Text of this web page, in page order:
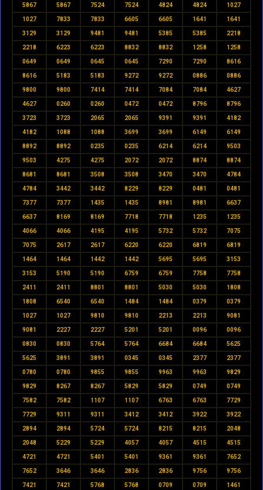
5867 5867 7524 7524 4824 4824 1027
1027 7833 7833 6605 6605 1641 1641
3129 3129 9481 9481 5385 5385 2218
2218 6223 6223 8832 8832 1258 1258
0649 0649 0645 0645 7290 7290 8616
8616 5183 5183 9272 9272 0886 0886
9800 9800 7414 7414 7084 7084 4627
4627 0260 0260 0472 0472 8796 8796
3723 3723 2065 2065 9391 9391 4182
4182 1088 1088 3699 3699 6149 6149
8892 8892 0235 0235 6214 6214 9503
9503 4275 4275 2072 2072 8874 8874
8681 8681 3508 3508 3470 3470 4784
4784 3442 3442 8229 8229 0481 0481
7377 7377 1435 1435 8981 8981 6637
6637 8169 8169 7718 7718 1235 1235
4066 4066 4195 4195 5732 5732 7075
7075 2617 2617 6220 6220 6819 6819
1464 1464 1442 1442 5695 5695 3153
3153 5190 5190 6759 6759 7758 7758
2411 2411 8801 8801 5030 5030 1808
1808 6540 6540 1484 1484 0379 0379
1027 1027 9810 9810 2213 2213 9081
9081 2227 2227 5201 5201 0096 0096
0830 0830 5764 5764 6684 6684 5625
5625 3891 3891 0345 0345 2377 2377
0780 0780 9855 9855 9963 9963 9829
9829 8267 8267 5829 5829 0749 0749
7582 7582 1107 1107 6763 6763 7729
7729 9311 9311 3412 3412 3922 3922
2894 2894 5724 5724 8215 8215 2048
2048 5229 5229 4057 4057 4515 4515
4721 4721 5401 5401 9361 9361 7652
7652 3646 3646 2836 2836 9756 9756
7421 7421 5768 5768 0709 0709 1461